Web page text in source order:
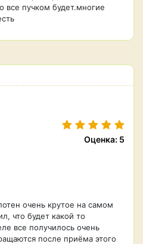
все пучком будет.многие
Оценка: 5
очень крутое на самом
что будет какой то
все получилось очень
после приёма этого